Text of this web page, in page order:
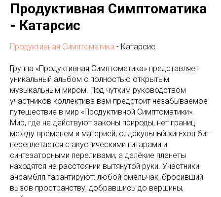
Продуктивная Симптоматика
- Катарсис
Продуктивная Симптоматика - Катарсис
Группа «Продуктивная Симптоматика» представляет
уникальный альбом с полностью открытым
музыкальным миром. Под чутким руководством
участников коллектива вам предстоит незабываемое
путешествие в мир «Продуктивной Симптоматики».
Мир, где не действуют законы природы, нет границ
между временем и материей, олдскульный хип-хоп бит
переплетается с акустическими гитарами и
синтезаторными переливами, а далёкие планеты
находятся на расстоянии вытянутой руки. Участники
ансамбля гарантируют: любой смельчак, бросивший
вызов пространству, добравшись до вершины,